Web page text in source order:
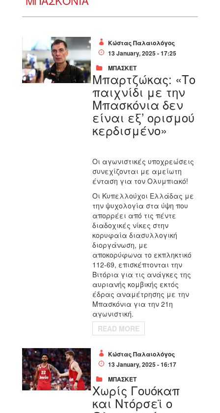
Κώστας Παλαιολόγος
13 January, 2025 - 17:25
ΜΠΑΣΚΕΤ
Μπαρτζώκας: «Το
παιχνίδι με την
Μπασκόνια δεν
είναι εξ’ ορισμού
κερδισμένο»
Οι αγωνιστικές υποχρεώσεις
συνεχίζονται με αμείωτη
ένταση για τον Ολυμπιακό!
Οι Κυπελλούχοι Ελλάδας με
την ψυχολογία στα ύψη που
απορρέει από τις πέντε
διαδοχικές νίκες στην
κορυφαία διασυλλογική
διοργάνωση, με
αποκορύφωνα το εκπληκτικό
112-69, επισκέπτονται την
Βιτόρια για τις ανάγκες της
αυριανής κομβικής εκτός
έδρας αναμέτρησης με την
Μπασκόνια για την 21η
αγωνιστική.
READ MORE
Κώστας Παλαιολόγος
13 January, 2025 - 16:17
ΜΠΑΣΚΕΤ
Χωρίς Γουόκαπ
και Ντόρσεϊ ο